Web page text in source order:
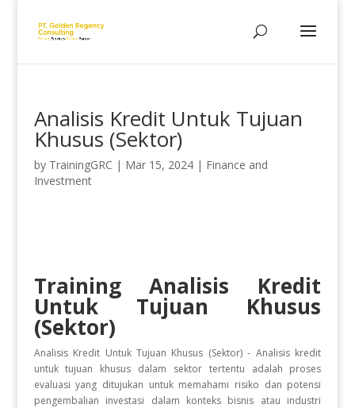
Analisis Kredit Untuk Tujuan
Khusus (Sektor)
by TrainingGRC | Mar 15, 2024| Finance and
Investment
Training Analisis Kredit
Untuk Tujuan Khusus
(Sektor)
Analisis Kredit Untuk Tujuan Khusus (Sektor) - Analisis kredit
untuk tujuan khusus dalam sektor tertentu adalah proses
evaluasi yang ditujukan untuk memahami risiko dan potensi
pengembalian investasi dalam konteks bisnis atau industri